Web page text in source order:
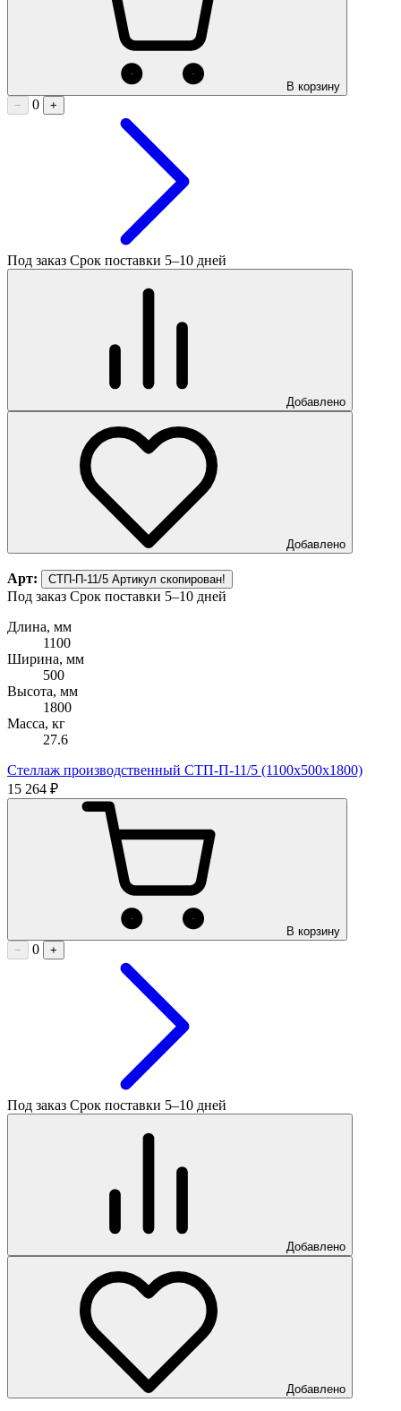
В корзину
−
0 +
Под заказ Срок поставки 5–10 дней
Добавлено
Добавлено
Арт: СТП-П-11/5 Артикул скопирован!
Под заказ Срок поставки 5–10 дней
Длина, мм
1100
Ширина, мм
500
Высота, мм
1800
Масса, кг
27.6
Стеллаж производственный СТП-П-11/5 (1100х500х1800)
15 264 ₽
В корзину
−
0 +
Под заказ Срок поставки 5–10 дней
Добавлено
Добавлено